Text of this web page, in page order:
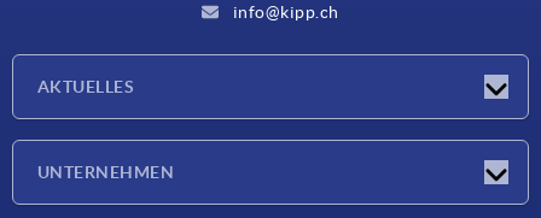
info@kipp.ch
AKTUELLES
UNTERNEHMEN